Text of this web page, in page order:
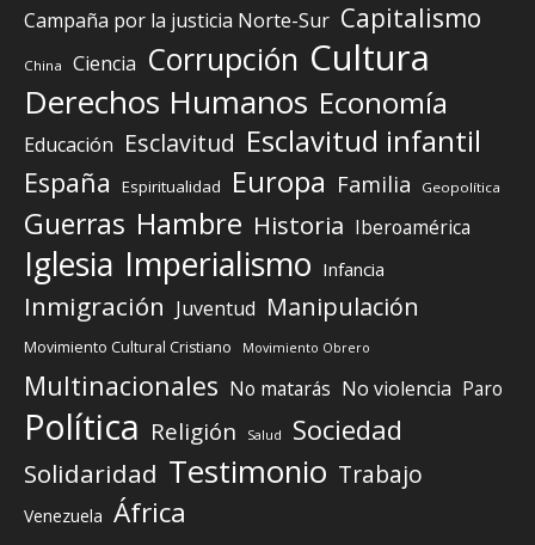
Campaña por la justicia Norte-Sur Capitalismo
China Ciencia Corrupción Cultura
Derechos Humanos Economía
Educación Esclavitud Esclavitud infantil
España Espiritualidad Europa Familia Geopolítica
Guerras Hambre Historia Iberoamérica
Iglesia Imperialismo Infancia
Inmigración Juventud Manipulación
Movimiento Cultural Cristiano Movimiento Obrero
Multinacionales No matarás No violencia Paro
Política Religión Salud Sociedad
Solidaridad Testimonio Trabajo
Venezuela África